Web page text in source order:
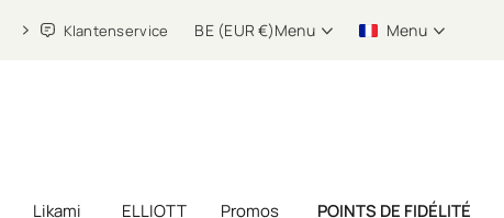
Klantenservice BE (EUR €)Menu Menu
Likami ELLIOTT Promos POINTS DE FIDÉLITÉ